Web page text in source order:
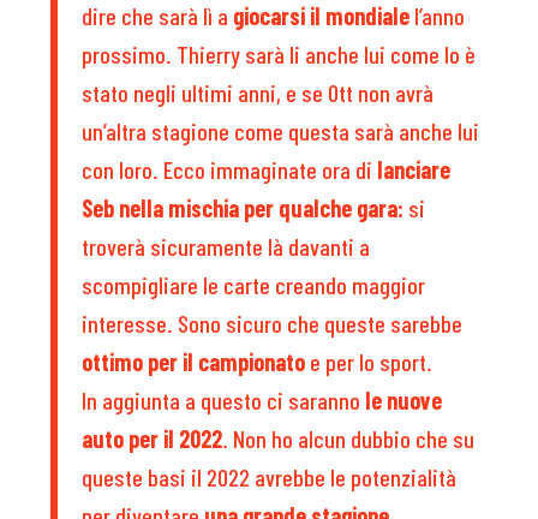
dire che sarà lì a giocarsi il mondiale l’anno
prossimo. Thierry sarà li anche lui come lo è
stato negli ultimi anni, e se Ott non avrà
un’altra stagione come questa sarà anche lui
con loro. Ecco immaginate ora di lanciare
Seb nella mischia per qualche gara: si
troverà sicuramente là davanti a
scompigliare le carte creando maggior
interesse. Sono sicuro che queste sarebbe
ottimo per il campionato e per lo sport.
In aggiunta a questo ci saranno le nuove
auto per il 2022. Non ho alcun dubbio che su
queste basi il 2022 avrebbe le potenzialità